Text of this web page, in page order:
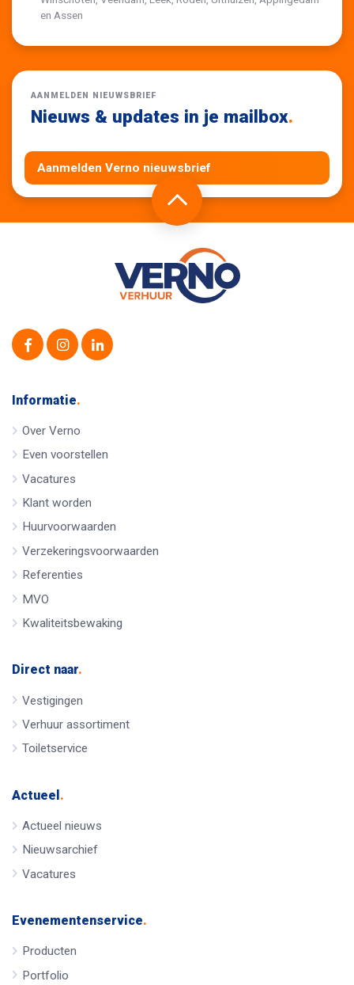
en Assen
AANMELDEN NIEUWSBRIEF
Nieuws & updates in je mailbox.
Aanmelden Verno nieuwsbrief
Informatie.
Over Verno
Even voorstellen
Vacatures
Klant worden
Huurvoorwaarden
Verzekeringsvoorwaarden
Referenties
MVO
Kwaliteitsbewaking
Direct naar.
Vestigingen
Verhuur assortiment
Toiletservice
Actueel .
Actueel nieuws
Nieuwsarchief
Vacatures
Evenementenservice.
Producten
Portfolio